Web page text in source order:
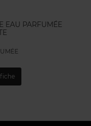
EAU PARFUMÉE